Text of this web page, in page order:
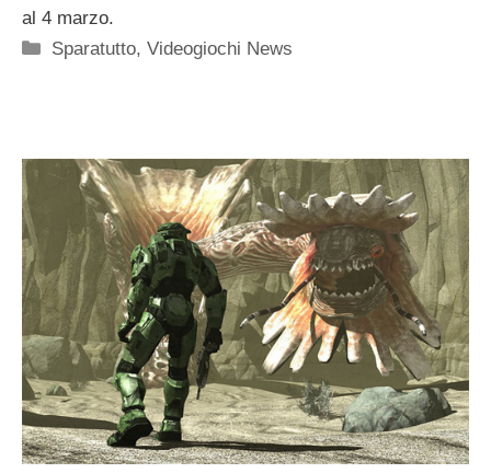
al 4 marzo.
Categorie
Sparatutto,Videogiochi News